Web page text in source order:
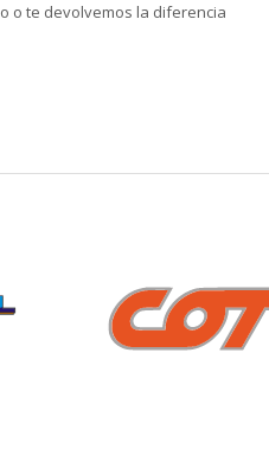
o te devolvemos la diferencia